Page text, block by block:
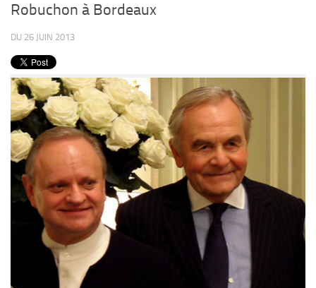
PRODUITS
RECETTES
Entrées
Plats
Desserts
Sauces
Robuchon à Bordeaux
DU 26 JUIN 2013